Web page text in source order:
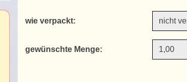
wie verpackt:
gewünschte Menge: